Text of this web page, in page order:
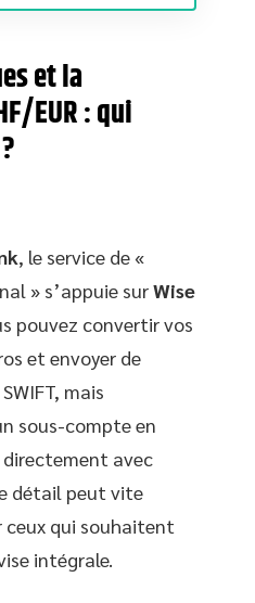
et la
EUR : qui
, le service de «
» s’appuie surWise
pouvez convertir vos
et envoyer de
mais
sous-compte en
directement avec
détail peut vite
ceux qui souhaitent
intégrale.